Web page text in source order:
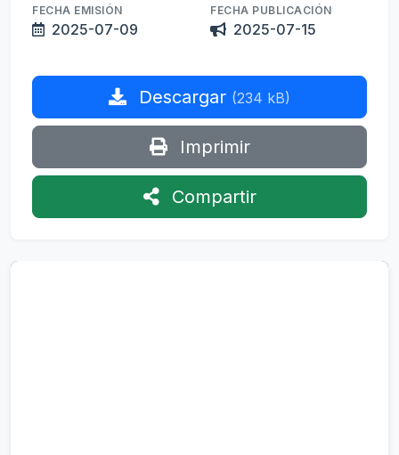
FECHA EMISIÓN
2025-07-09
FECHA PUBLICACIÓN
2025-07-15
Descargar (234 kB)
Imprimir
Compartir